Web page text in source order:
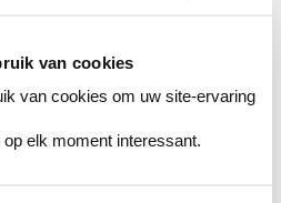
van cookies
van cookies om uw site-ervaring
elk moment interessant.
aan huis